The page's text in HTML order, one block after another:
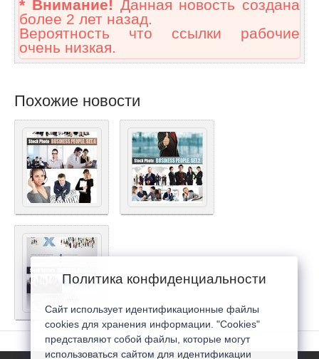
* Внимание! Данная новость создана
более 2 лет назад.
Вероятность что ссылки рабочие
очень низкая.
Похожие новости
Политика конфиденциальности
Сайт использует идентификационные файлы
cookies для хранения информации. "Cookies"
представляют собой файлы, которые могут
использоваться сайтом для идентификации